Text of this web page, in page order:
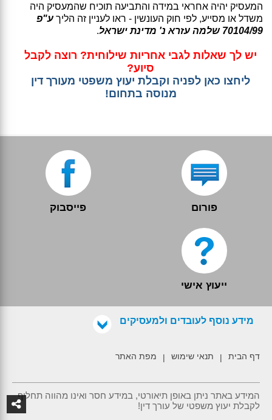
המעסיק יהיה אחראי במידה והתביעה תוכיח שהמעסיק היה
משדל או מסייע, לפי חוק העונשין - ראו לעניין זה הליך ע"פ
70104/99 שלמה עזרא נ' מדינת ישראל
.
יש לך שאלות לגבי אחריות שילוחית? רוצה לקבל
סיוע?
ליחצו כאן לפניה וקבלת יעוץ משפטי מעורך דין
מנוסה בתחום!
פורום פייסבוק
ייעוץ אישי
מידע נוסף לעובדים ולמעסיקים
דף הבית | תנאי שימוש | מפת האתר
המידע באתר ניתן באופן תיאורטי, במידע חסר ואינו מהווה תחליף
לקבלת יעוץ משפטי של עורך דין!